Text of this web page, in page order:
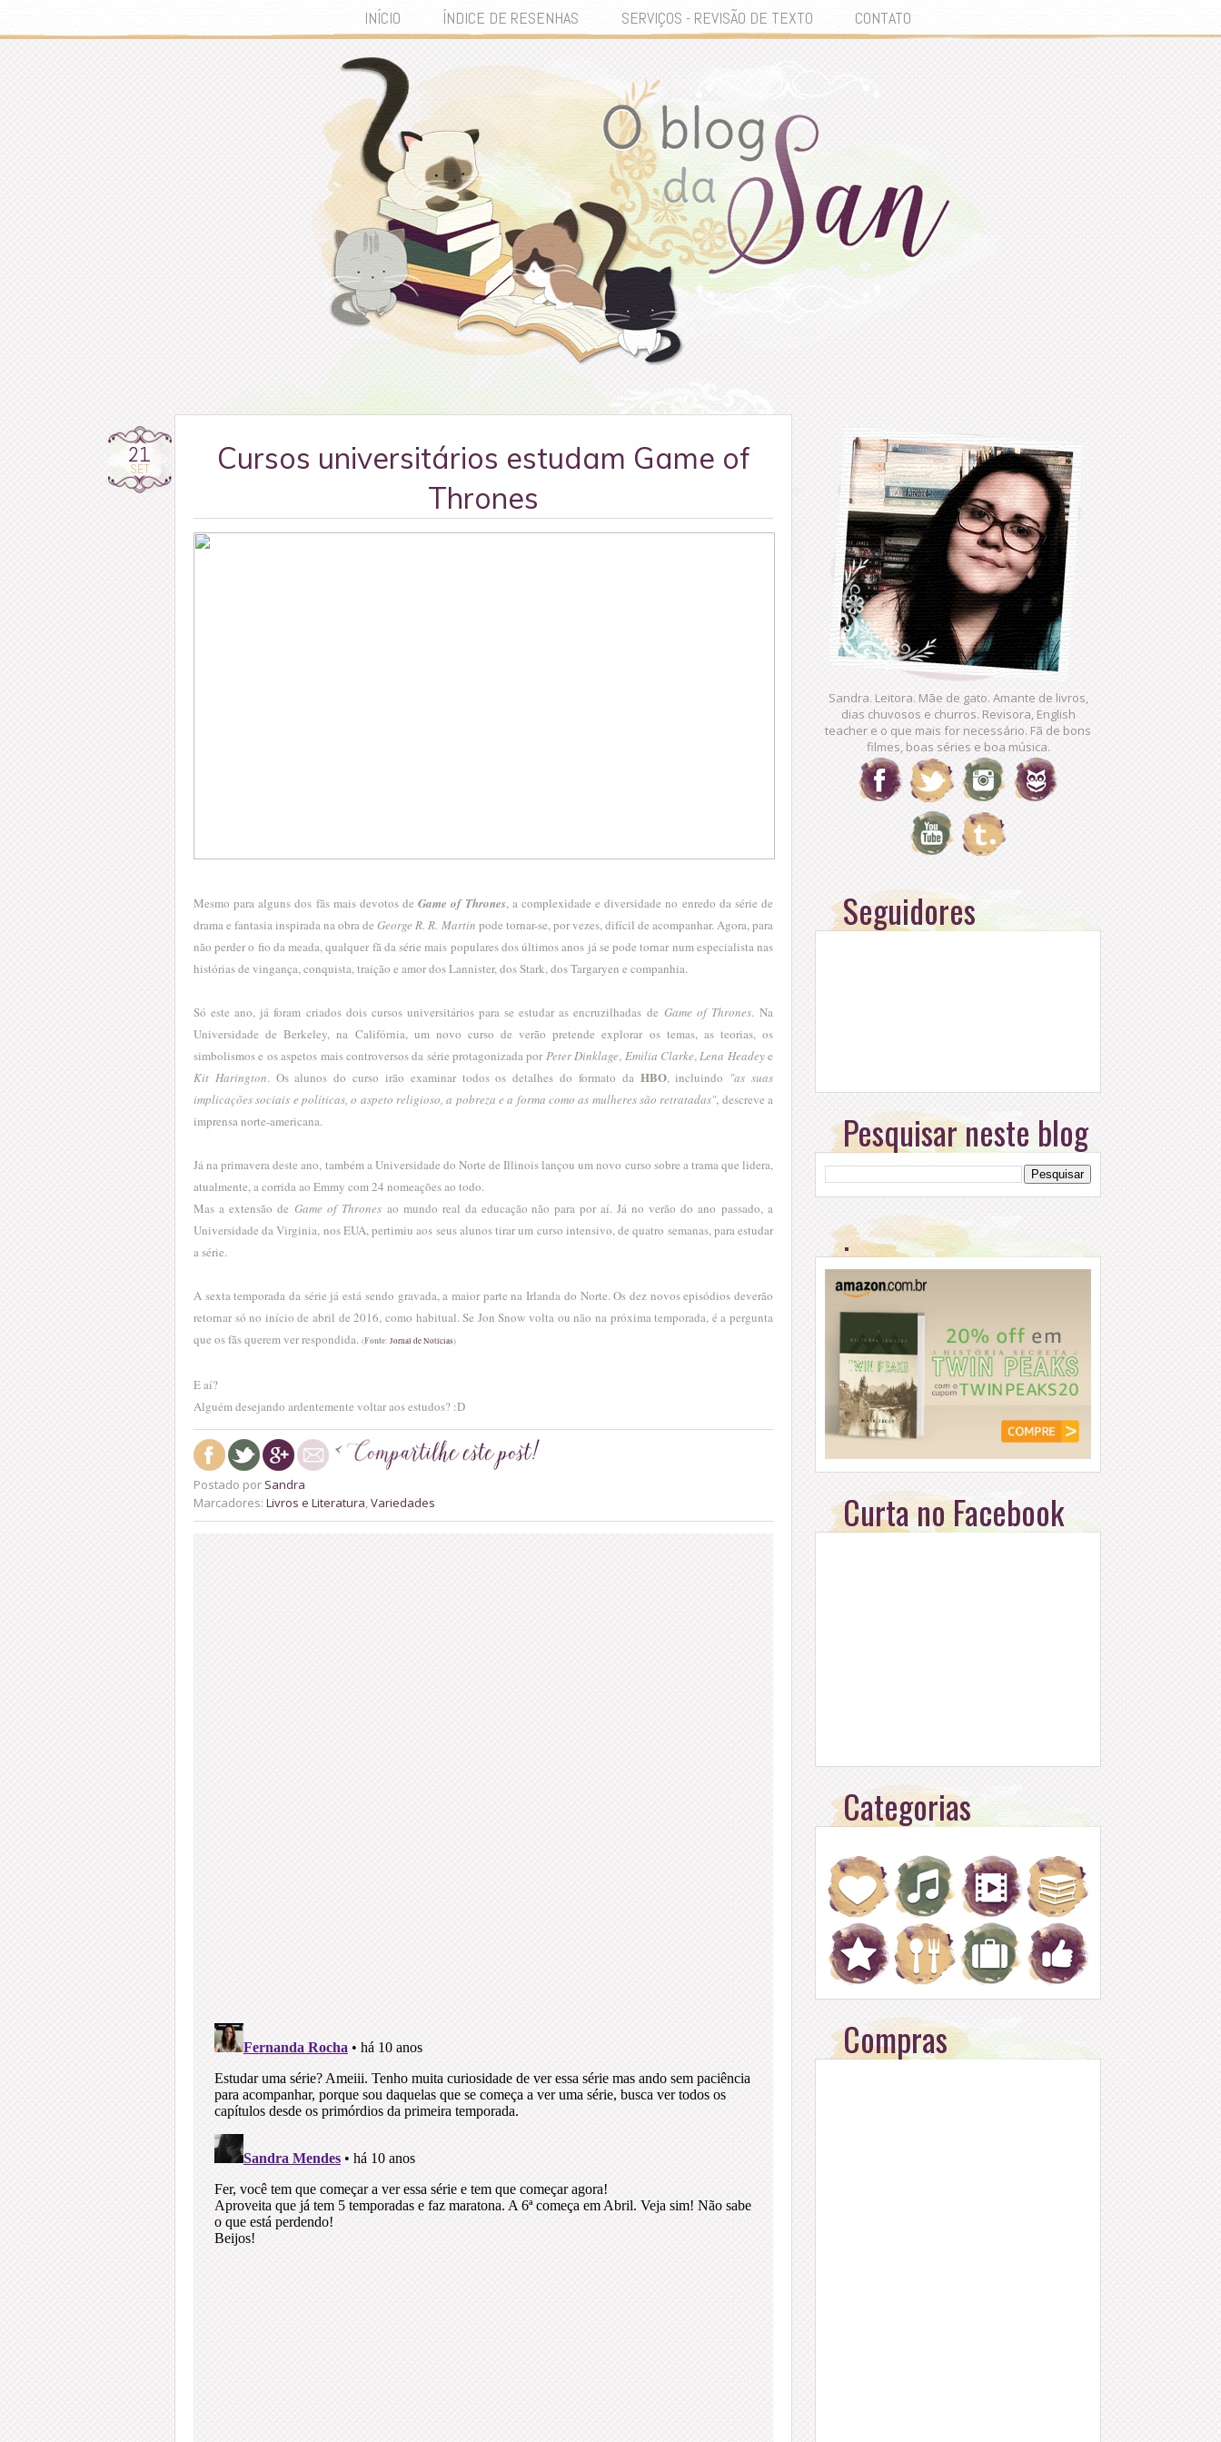
INÍCIO ÍNDICE DE RESENHAS SERVIÇOS - REVISÃO DE TEXTO CONTATO
21
SET
Cursos universitários estudam Game of
Thrones
Mesmo para alguns dos fãs mais devotos deGame of Thrones, a complexidade e diversidade no enredo da série de
drama e fantasia inspirada na obra deGeorge R. R. Martin pode tornar-se, por vezes, difícil de acompanhar. Agora, para
não perder o fio da meada, qualquer fã da série mais populares dos últimos anos já se pode tornar num especialista nas
histórias de vingança, conquista, traição e amor dos Lannister, dos Stark, dos Targaryen e companhia.
Só este ano, já foram criados dois cursos universitários para se estudar as encruzilhadas de Game of Thrones. Na
Universidade de Berkeley, na Califórnia, um novo curso de verão pretende explorar os temas, as teorias, os
simbolismos e os aspetos mais controversos da série protagonizada por Peter Dinklage, Emilia Clarke, Lena Headeye
Kit Harington. Os alunos do curso irão examinar todos os detalhes do formato da HBO, incluindo "as suas
implicações sociais e políticas, o aspeto religioso, a pobreza e a forma como as mulheres são retratadas", descreve a
imprensa norte-americana.
Já na primavera deste ano, também a Universidade do Norte de Illinois lançou um novo curso sobre a trama que lidera,
atualmente, a corrida ao Emmy com 24 nomeações ao todo.
Mas a extensão de Game of Thronesao mundo real da educação não para por aí. Já no verão do ano passado, a
Universidade da Virginia, nos EUA, pertimiu aos seus alunos tirar um curso intensivo, de quatro semanas, para estudar
a série.
A sexta temporada da série já está sendo gravada, a maior parte na Irlanda do Norte. Os dez novos episódios deverão
retornar só no início de abril de 2016, como habitual. Se Jon Snow volta ou não na próxima temporada, é a pergunta
que os fãs querem ver respondida. (Fonte: Jornal de Notícias)
E aí?
Alguém desejando ardentemente voltar aos estudos? :D
Postado por Sandra
Marcadores: Livros e Literatura Variedades
Sandra. Leitora. Mãe de gato. Amante de livros,
dias chuvosos e churros. Revisora, English
teacher e o que mais for necessário. Fã de bons
filmes, boas séries e boa música.
Seguidores
Pesquisar neste blog
.
Curta no Facebook
Categorias
Compras